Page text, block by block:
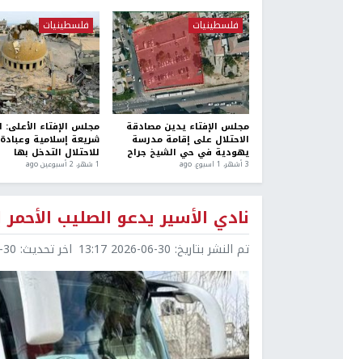
فلسطينيات
مجلس الإفتاء يدين مصادقة
الاحتلال على إقامة مدرسة
يهودية في حي الشيخ جراح
3 أشهر، 1 اسبوع. ago
فلسطينيات
مجلس الإفتاء الأعلى:
شريعة إسلامية
للاحتلال التدخل بها
1 شهر، 2 أسبوعين ago
نادي الأسير يدعو الصليب
تم النشر بتاريخ: 2026-06-30 13:17 اخر تحديث: